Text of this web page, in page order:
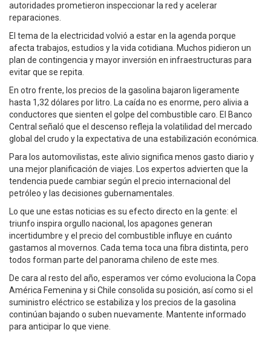
autoridades prometieron inspeccionar la red y acelerar
reparaciones.
El tema de la electricidad volvió a estar en la agenda porque
afecta trabajos, estudios y la vida cotidiana. Muchos pidieron un
plan de contingencia y mayor inversión en infraestructuras para
evitar que se repita.
En otro frente, los precios de la gasolina bajaron ligeramente
hasta 1,32 dólares por litro. La caída no es enorme, pero alivia a
conductores que sienten el golpe del combustible caro. El Banco
Central señaló que el descenso refleja la volatilidad del mercado
global del crudo y la expectativa de una estabilización económica.
Para los automovilistas, este alivio significa menos gasto diario y
una mejor planificación de viajes. Los expertos advierten que la
tendencia puede cambiar según el precio internacional del
petróleo y las decisiones gubernamentales.
Lo que une estas noticias es su efecto directo en la gente: el
triunfo inspira orgullo nacional, los apagones generan
incertidumbre y el precio del combustible influye en cuánto
gastamos al movernos. Cada tema toca una fibra distinta, pero
todos forman parte del panorama chileno de este mes.
De cara al resto del año, esperamos ver cómo evoluciona la Copa
América Femenina y si Chile consolida su posición, así como si el
suministro eléctrico se estabiliza y los precios de la gasolina
continúan bajando o suben nuevamente. Mantente informado
para anticipar lo que viene.